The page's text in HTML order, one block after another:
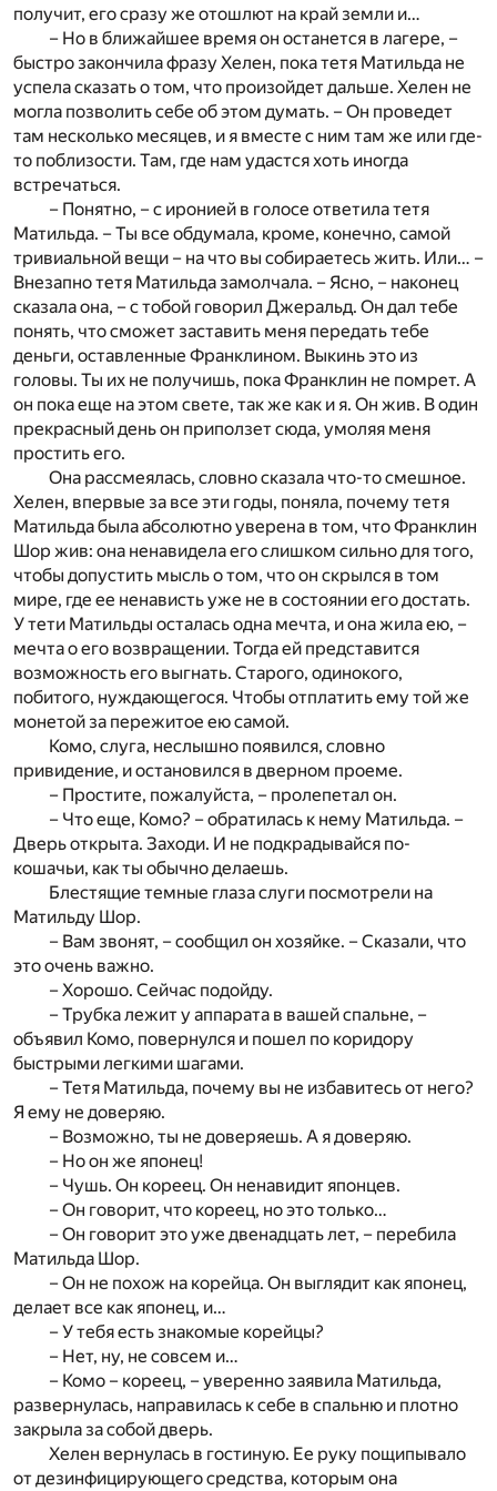
получит, его сразу же отошлют на край земли и…
– Но в ближайшее время он останется в лагере, –
быстро закончила фразу Хелен, пока тетя Матильда не
успела сказать о том, что произойдет дальше. Хелен не
могла позволить себе об этом думать. – Он проведет
там несколько месяцев, и я вместе с ним там же или где-
то поблизости. Там, где нам удастся хоть иногда
встречаться.
– Понятно, – с иронией в голосе ответила тетя
Матильда. – Ты все обдумала, кроме, конечно, самой
тривиальной вещи – на что вы собираетесь жить. Или… –
Внезапно тетя Матильда замолчала. – Ясно, – наконец
сказала она, – с тобой говорил Джеральд. Он дал тебе
понять, что сможет заставить меня передать тебе
деньги, оставленные Франклином. Выкинь это из
головы. Ты их не получишь, пока Франклин не помрет. А
он пока еще на этом свете, так же как и я. Он жив. В один
прекрасный день он приползет сюда, умоляя меня
простить его.
Она рассмеялась, словно сказала что-то смешное.
Хелен, впервые за все эти годы, поняла, почему тетя
Матильда была абсолютно уверена в том, что Франклин
Шор жив: она ненавидела его слишком сильно для того,
чтобы допустить мысль о том, что он скрылся в том
мире, где ее ненависть уже не в состоянии его достать.
У тети Матильды осталась одна мечта, и она жила ею, –
мечта о его возвращении. Тогда ей представится
возможность его выгнать. Старого, одинокого,
побитого, нуждающегося. Чтобы отплатить ему той же
монетой за пережитое ею самой.
Комо, слуга, неслышно появился, словно
привидение, и остановился в дверном проеме.
– Простите, пожалуйста, – пролепетал он.
– Что еще, Комо? – обратилась к нему Матильда. –
Дверь открыта. Заходи. И не подкрадывайся по-
кошачьи, как ты обычно делаешь.
Блестящие темные глаза слуги посмотрели на
Матильду Шор.
– Вам звонят, – сообщил он хозяйке. – Сказали, что
это очень важно.
– Хорошо. Сейчас подойду.
– Трубка лежит у аппарата в вашей спальне, –
объявил Комо, повернулся и пошел по коридору
быстрыми легкими шагами.
– Тетя Матильда, почему вы не избавитесь от него?
Я ему не доверяю.
– Возможно, ты не доверяешь. А я доверяю.
– Но он же японец!
– Чушь. Он кореец. Он ненавидит японцев.
– Он говорит, что кореец, но это только…
– Он говорит это уже двенадцать лет, – перебила
Матильда Шор.
– Он не похож на корейца. Он выглядит как японец,
делает все как японец, и…
– У тебя есть знакомые корейцы?
– Нет, ну, не совсем и…
– Комо – кореец, – уверенно заявила Матильда,
развернулась, направилась к себе в спальню и плотно
закрыла за собой дверь.
Хелен вернулась в гостиную. Ее руку пощипывало
от дезинфицирующего средства, которым она